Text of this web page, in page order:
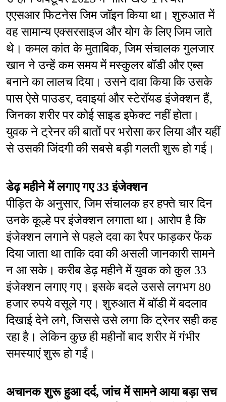
एएसआर फिटनेस जिम जॉइन किया था। शुरुआत में
वह सामान्य एक्सरसाइज और योग के लिए जिम जाते
थे। कमल कांत के मुताबिक, जिम संचालक गुलजार
खान ने उन्हें कम समय में मस्कुलर बॉडी और एब्स
बनाने का लालच दिया। उसने दावा किया कि उसके
पास ऐसे पाउडर, दवाइयां और स्टेरॉयड इंजेक्शन हैं,
जिनका शरीर पर कोई साइड इफेक्ट नहीं होता।
युवक ने ट्रेनर की बातों पर भरोसा कर लिया और यहीं
से उसकी जिंदगी की सबसे बड़ी गलती शुरू हो गई।
डेढ़ महीने में लगाए गए 33 इंजेक्शन
पीड़ित के अनुसार, जिम संचालक हर हफ्ते चार दिन
उनके कूल्हे पर इंजेक्शन लगाता था। आरोप है कि
इंजेक्शन लगाने से पहले दवा का रैपर फाड़कर फेंक
दिया जाता था ताकि दवा की असली जानकारी सामने
न आ सके। करीब डेढ़ महीने में युवक को कुल 33
इंजेक्शन लगाए गए। इसके बदले उससे लगभग 80
हजार रुपये वसूले गए। शुरुआत में बॉडी में बदलाव
दिखाई देने लगे, जिससे उसे लगा कि ट्रेनर सही कह
रहा है। लेकिन कुछ ही महीनों बाद शरीर में गंभीर
समस्याएं शुरू हो गईं।
अचानक शुरू हुआ दर्द, जांच में सामने आया बड़ा सच